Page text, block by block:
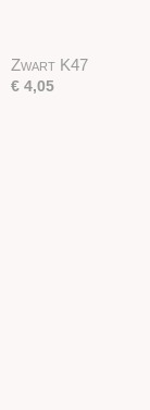
Zwart K47
€ 4,05